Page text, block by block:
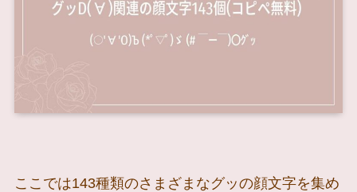
ここでは143種類のさまざまなグッの顔文字を集め